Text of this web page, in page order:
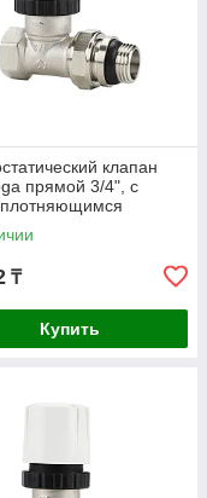
клапан
прямой 3/4", с
₸
Купить